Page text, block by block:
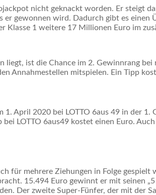
nicht geknackt worden. Er steigt
gewonnen wird. Dadurch gibt es
1 weitere 17 Millionen Euro im
liegt, ist die Chance im 2. Gewinnrang
Annahmestellen mitspielen. Ein Tipp
April 2020 bei LOTTO 6aus 49 in der
LOTTO 6aus49 kostet einen Euro.
für mehrere Ziehungen in Folge gespielt
15.494 Euro gewinnt er mit seinen
Der zweite Super-Fünfer, der mit der